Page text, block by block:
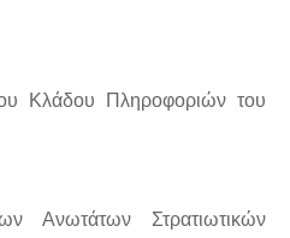
Κλάδου Πληροφοριών του
Ανωτάτων Στρατιωτικών